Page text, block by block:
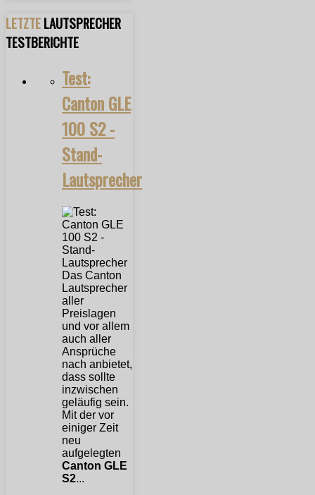
LETZTELAUTSPRECHER
TESTBERICHTE
Test:
Canton GLE
100 S2 -
Stand-
Lautsprecher
Das Canton
Lautsprecher
aller
Preislagen
und vor allem
auch aller
Ansprüche
nach anbietet,
dass sollte
inzwischen
geläufig sein.
Mit der vor
einiger Zeit
neu
aufgelegten
Canton GLE
S2...